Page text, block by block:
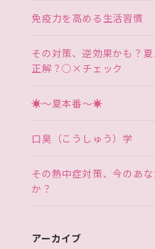
免疫力を高める生活習慣
その対策、逆効果かも？
正解？○×チェック
☀〜夏本番〜☀
口臭（こうしゅう）学
その熱中症対策、今のあ
か？
アーカイブ